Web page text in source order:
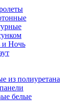
и Ночь
из полиуретана
белые